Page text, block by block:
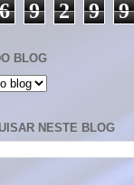
6 9 2 9 9
BLOG
NESTE BLOG